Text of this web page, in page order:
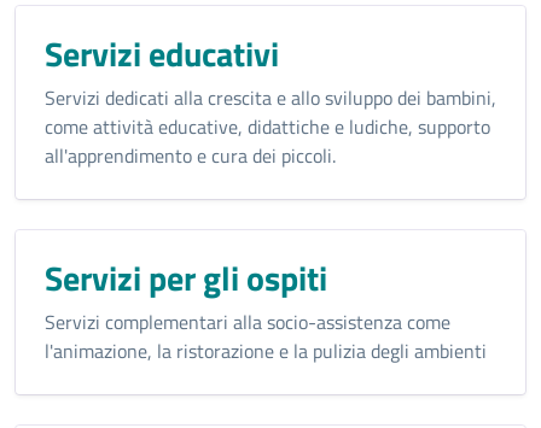
Servizi educativi
Servizi dedicati alla crescita e allo sviluppo dei bambini,
come attività educative, didattiche e ludiche, supporto
all'apprendimento e cura dei piccoli.
Servizi per gli ospiti
Servizi complementari alla socio-assistenza come
l'animazione, la ristorazione e la pulizia degli ambienti